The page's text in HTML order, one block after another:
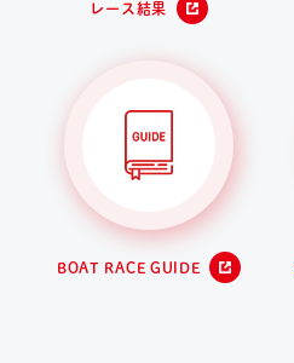
レース結果
BOAT RACE GUIDE